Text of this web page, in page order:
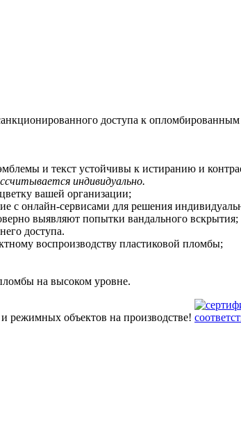
доступа к
и текст устойчивы к истиранию и
индивидуально.
вашей организации;
с онлайн-сервисами для решения
выявляют попытки вандального вскрытия;
доступа.
воспроизводству пластиковой пломбы;
на высоком уровне.
режимных объектов на производстве!